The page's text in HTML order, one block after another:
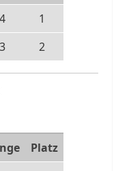
1
2
Platz